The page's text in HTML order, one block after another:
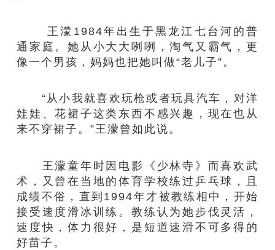
王濛1984年出生于黑龙江七台河的普
通家庭。她从小大大咧咧，淘气又霸气，更
像一个男孩，妈妈也把她叫做“老儿子”。
“从小我就喜欢玩枪或者玩具汽车，对洋
娃娃、花裙子这类东西不感兴趣，现在也从
来不穿裙子。”王濛曾如此说。
王濛童年时因电影《少林寺》而喜欢武
术，又曾在当地的体育学校练过乒乓球，且
成绩不俗，直到1994年才被教练相中，开始
接受速度滑冰训练。教练认为她步伐灵活，
速度快，体力很好，是短道速滑不可多得的
好苗子。